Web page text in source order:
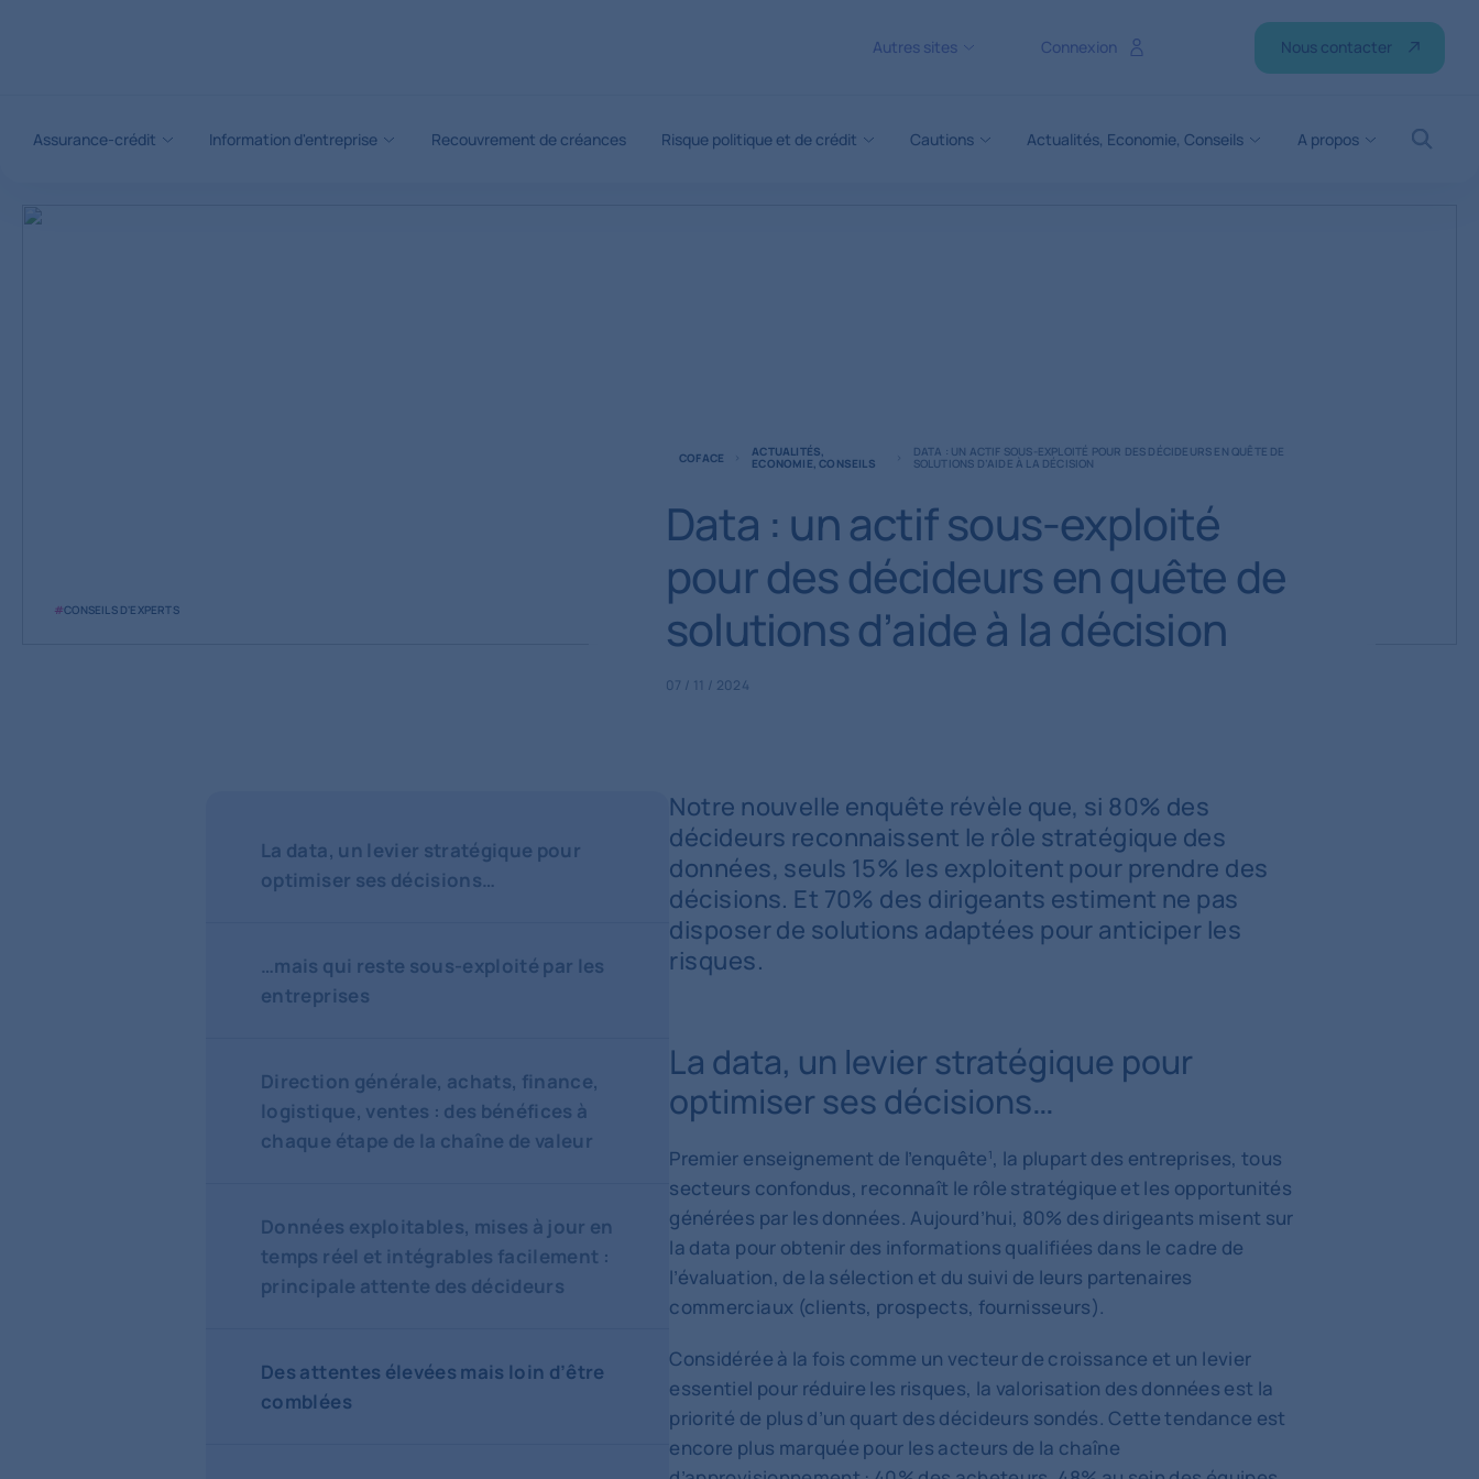
Assurance-crédit Information d'entreprise Recouvrement de créances Risque politique et de crédit Cautions Actualités, Economie, Conseils A propos
Autres sites Connexion Nous contacter
#CONSEILS D'EXPERTS
COFACE ACTUALITÉS,
ECONOMIE, CONSEILS
DATA : UN ACTIF SOUS-EXPLOITÉ POUR DES DÉCIDEURS EN QUÊTE DE
SOLUTIONS D’AIDE À LA DÉCISION
Data : un actif sous-exploité
pour des décideurs en quête de
solutions d’aide à la décision
07 / 11 / 2024
La data, un levier stratégique pour
optimiser ses décisions…
…mais qui reste sous-exploité par les
entreprises
Direction générale, achats, finance,
logistique, ventes : des bénéfices à
chaque étape de la chaîne de valeur
Données exploitables, mises à jour en
temps réel et intégrables facilement :
principale attente des décideurs
Des attentes élevées mais loin d’être
comblées
Notre nouvelle enquête révèle que, si 80% des
décideurs reconnaissent le rôle stratégique des
données, seuls 15% les exploitent pour prendre des
décisions. Et 70% des dirigeants estiment ne pas
disposer de solutions adaptées pour anticiper les
risques.
La data, un levier stratégique pour
optimiser ses décisions…
Premier enseignement de l’enquête 1, la plupart des entreprises, tous
secteurs confondus, reconnaît le rôle stratégique et les opportunités
générées par les données. Aujourd’hui, 80% des dirigeants misent sur
la data pour obtenir des informations qualifiées dans le cadre de
l’évaluation, de la sélection et du suivi de leurs partenaires
commerciaux (clients, prospects, fournisseurs).
Considérée à la fois comme un vecteur de croissance et un levier
essentiel pour réduire les risques, la valorisation des données est la
priorité de plus d’un quart des décideurs sondés. Cette tendance est
encore plus marquée pour les acteurs de la chaîne